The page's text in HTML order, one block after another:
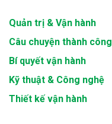
Quản trị & Vận hành
Câu chuyện thành công
Bí quyết vận hành
Kỹ thuật & Công nghệ
Thiết kế vận hành